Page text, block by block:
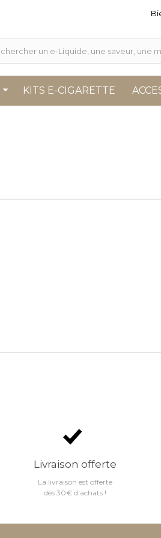
KITS E-CIGARETTE
Livraison offerte
La livraison est offerte
dés 30€ d'achats !